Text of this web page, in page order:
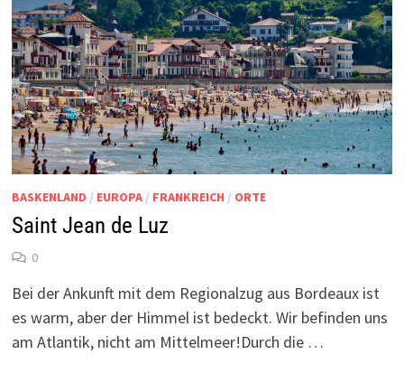
BASKENLAND / EUROPA/ FRANKREICH / ORTE
Saint Jean de Luz
0
Bei der Ankunft mit dem Regionalzug aus Bordeaux ist
es warm, aber der Himmel ist bedeckt. Wir befinden uns
am Atlantik, nicht am Mittelmeer!Durch die …